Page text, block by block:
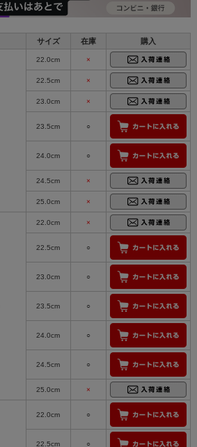
サイズ 在庫 購入
22.0cm ×
22.5cm ×
23.0cm ×
23.5cm ○
24.0cm ○
24.5cm ×
25.0cm ×
22.0cm ×
22.5cm ○
23.0cm ○
23.5cm ○
24.0cm ○
24.5cm ○
25.0cm ×
22.0cm ○
22.5cm ○